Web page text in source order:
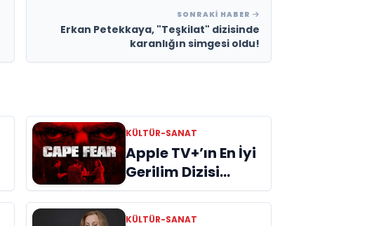
SONRAKI HABER
Erkan Petekkaya, "Teşkilat" dizisinde
karanlığın simgesi oldu!
KÜLTÜR-SANAT
Apple TV+’ın En İyi
Gerilim Dizisi
"Cape Fear"
İncelemes
KÜLTÜR-SANAT